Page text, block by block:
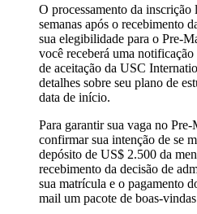
O processamento da
semanas após o recebimento
sua elegibilidade para o Pre-
você receberá uma
de aceitação da USC
detalhes sobre seu plano de
data de início.
Para garantir sua vaga no
confirmar sua intenção de se
depósito de US$ 2.500 da
recebimento da decisão de
sua matrícula e o pagamento
mail um pacote de boas-